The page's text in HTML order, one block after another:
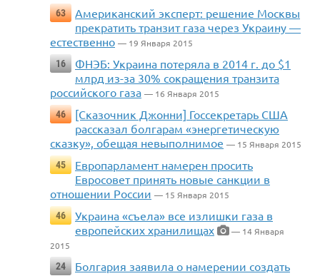
63
Американский эксперт: решение Москвы
прекратить транзит газа через Украину —
естественно — 19 Января 2015
16
ФНЭБ: Украина потеряла в 2014 г. до $1
млрд из-за 30% сокращения транзита
российского газа — 16 Января 2015
46
[Сказочник Джонни] Госсекретарь США
рассказал болгарам «энергетическую
сказку», обещая невыполнимое — 15 Января 2015
45
Европарламент намерен просить
Евросовет принять новые санкции в
отношении России — 15 Января 2015
46
Украина «съела» все излишки газа в
европейских хранилищах
— 14 Января
2015
24
Болгария заявила о намерении создать